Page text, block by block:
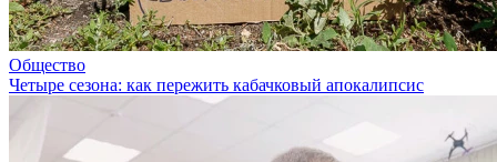
Общество
Четыре сезона: как пережить кабачковый апокалипсис